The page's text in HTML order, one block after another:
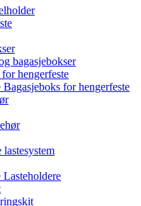
bagasjebokser
hengerfeste
Bagasjeboks for hengerfeste
lastesystem
Lasteholdere